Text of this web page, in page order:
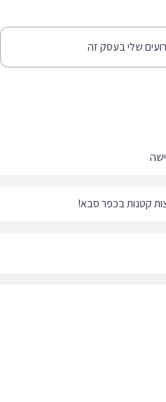
שלי בעסק זה
קטנות בכפר סבא!